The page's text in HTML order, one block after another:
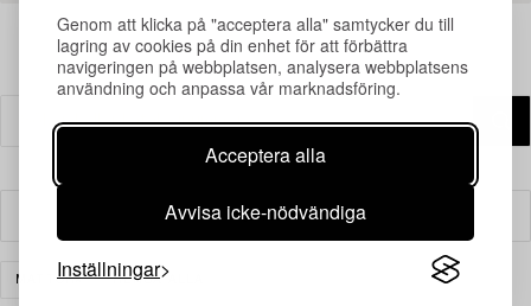
Genom att klicka på "acceptera alla" samtycker du till
lagring av cookies på din enhet för att förbättra
navigeringen på webbplatsen, analysera webbplatsens
användning och anpassa vår marknadsföring.
Acceptera alla
Avvisa icke-nödvändiga
Inställningar
Filter
MATTOR RENSA ALLA